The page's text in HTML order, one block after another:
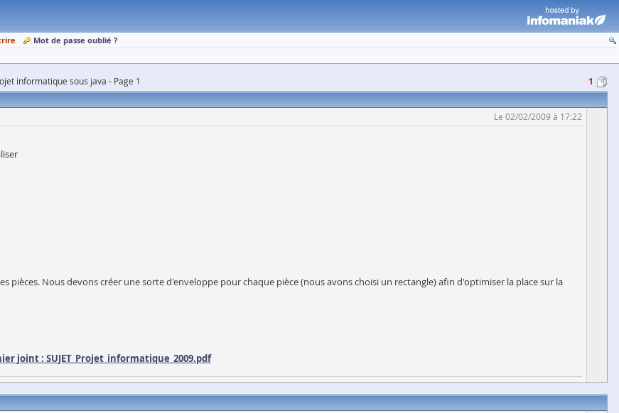
Mot de passe oublié ?
informatique sous java - Page 1
1
Le 02/02/2009 à 17:22
Nous devons créer une sorte d'enveloppe pour chaque pièce (nous avons choisi un rectangle) afin d'optimiser la place sur la
joint : SUJET_Projet_informatique_2009.pdf